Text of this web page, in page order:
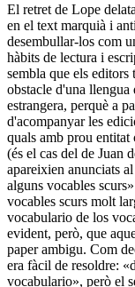
El retret de Lope
en el text marquià i
desembullar-los com
hàbits de lectura i
sembla que els editors
obstacle d'una llengua
estrangera, perquè a
d'acompanyar les
quals amb prou entitat
(és el cas del de Juan
apareixien anunciats
alguns vocables
vocables scurs molt
vocabulario de los
evident, però, que
paper ambigu. Com
era fàcil de resoldre:
vocabulario», però el